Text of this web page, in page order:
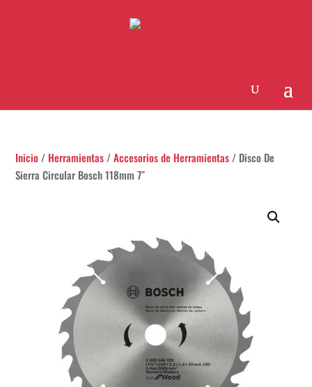
Inicio / Herramientas /Accesorios de Herramientas / Disco De
Sierra Circular Bosch 118mm 7″